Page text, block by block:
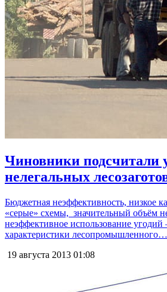
Чиновники подсчитали
нелегальных
Бюджетная неэффективность, низкое
«серые» схемы, значительный объём
неэффективное использование угодий
характеристики лесопромышленного…
19 августа 2013 01:08